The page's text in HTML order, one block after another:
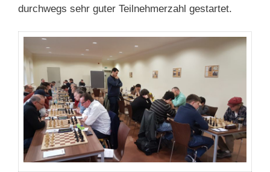
durchwegs sehr guter Teilnehmerzahl gestartet.